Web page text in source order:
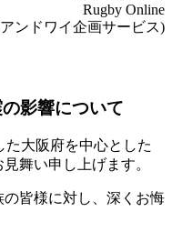
Rugby Online
ンドワイ企画サービス)
影響について
た大阪府を中心とした
舞い申し上げます。
皆様に対し、深くお悔